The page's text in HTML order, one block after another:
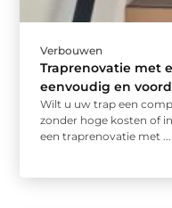
Verbouwen
Traprenovatie met
eenvoudig en
Wilt u uw trap een
zonder hoge kosten of
een traprenovatie met ...